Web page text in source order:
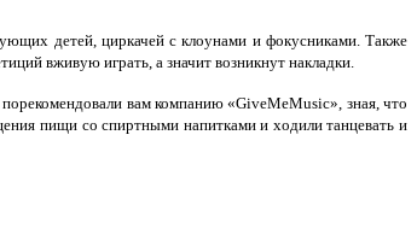
детей, циркачей с клоунами и фокусниками. Также
вживую играть, а значит возникнут накладки.
вам компанию «GiveMeMusic», зная, что
пищи со спиртными напитками и ходили танцевать и